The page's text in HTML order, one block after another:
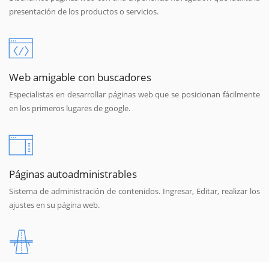
presentación de los productos o servicios.
Web amigable con buscadores
Especialistas en desarrollar páginas web que se posicionan fácilmente
en los primeros lugares de google.
Páginas autoadministrables
Sistema de administración de contenidos. Ingresar, Editar, realizar los
ajustes en su página web.